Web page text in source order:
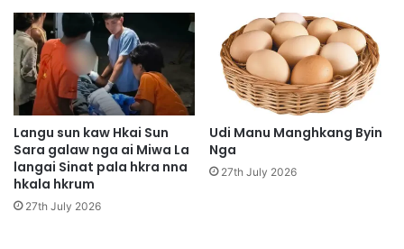
w
a
N
i
T
n
a
n
g
M
Langu sun kaw Hkai Sun
Sara galaw nga ai Miwa La
langai Sinat pala hkra nna
hkala hkrum
27th July 2026
Udi Manu Manghkang Byin
Nga
27th July 2026